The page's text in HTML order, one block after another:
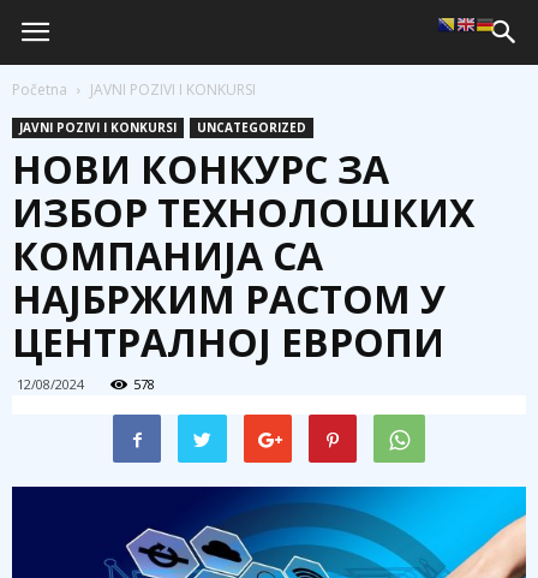
Početna JAVNI POZIVI I KONKURSI
JAVNI POZIVI I KONKURSI UNCATEGORIZED
НОВИ КОНКУРС ЗА
ИЗБОР ТЕХНОЛОШКИХ
КОМПАНИЈА СА
НАЈБРЖИМ РАСТОМ У
ЦЕНТРАЛНОЈ ЕВРОПИ
12/08/2024 578